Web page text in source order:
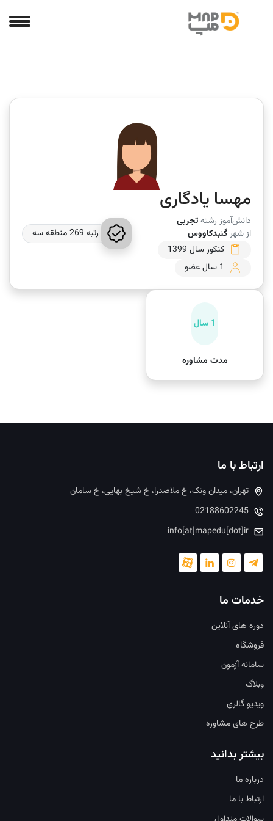
مهسا یادگاری
دانش‌آموز رشتهتجربی
از شهرگنبدکاووس
کنکور سال 1399
1 سال عضو
رتبه 269 منطقه سه
1 سال
مدت مشاوره
ارتباط با ما
تهران، میدان ونک، خ ملاصدرا، خ شیخ بهایی، خ سامان
02188602245
info[at]mapedu[dot]ir
خدمات ما
دوره های آنلاین
فروشگاه
سامانه آزمون
وبلاگ
ویدیو گالری
طرح های مشاوره
بیشتر بدانید
درباره ما
ارتباط با ما